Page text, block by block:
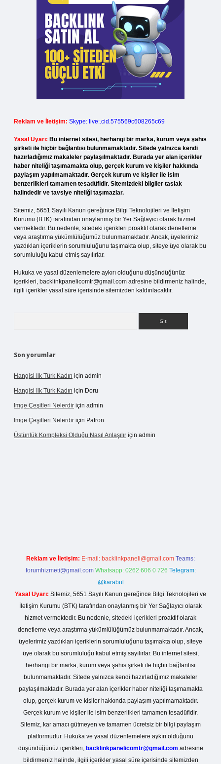
Reklam ve İletişim: Skype: live:.cid.575569c608265c69
Yasal Uyarı: Bu internet sitesi, herhangi bir marka, kurum veya şahıs
şirketi ile hiçbir bağlantısı bulunmamaktadır. Sitede yalnızca kendi
hazırladığımız makaleler paylaşılmaktadır. Burada yer alan içerikler
haber niteliği taşımamakta olup, gerçek kurum ve kişiler hakkında
paylaşım yapılmamaktadır. Gerçek kurum ve kişiler ile isim
benzerlikleri tamamen tesadüfidir. Sitemizdeki bilgiler taslak
halindedir ve tavsiye niteliği taşımazlar.
Sitemiz, 5651 Sayılı Kanun gereğince Bilgi Teknolojileri ve İletişim
Kurumu (BTK) tarafından onaylanmış bir Yer Sağlayıcı olarak hizmet
vermektedir. Bu nedenle, sitedeki içerikleri proaktif olarak denetleme
veya araştırma yükümlülüğümüz bulunmamaktadır. Ancak, üyelerimiz
yazdıkları içeriklerin sorumluluğunu taşımakta olup, siteye üye olarak bu
sorumluluğu kabul etmiş sayılırlar.
Hukuka ve yasal düzenlemelere aykırı olduğunu düşündüğünüz
içerikleri, backlinkpanelicomtr@gmail.com adresine bildirmeniz halinde,
ilgili içerikler yasal süre içerisinde sitemizden kaldırılacaktır.
Son yorumlar
Hangisi Ilk Türk Kadın için admin
Hangisi Ilk Türk Kadın için Doru
Imge Çeşitleri Nelerdir için admin
Imge Çeşitleri Nelerdir için Patron
Üstünlük Kompleksi Olduğu Nasıl Anlaşılır için admin
Reklam ve İletişim: E-mail: backlinkpaneli@gmail.com Teams:
forumhizmeti@gmail.com Whatsapp: 0262 606 0 726 Telegram:
@karabul
Yasal Uyarı: Sitemiz, 5651 Sayılı Kanun gereğince Bilgi Teknolojileri ve
İletişim Kurumu (BTK) tarafından onaylanmış bir Yer Sağlayıcı olarak
hizmet vermektedir. Bu nedenle, sitedeki içerikleri proaktif olarak
denetleme veya araştırma yükümlülüğümüz bulunmamaktadır. Ancak,
üyelerimiz yazdıkları içeriklerin sorumluluğunu taşımakta olup, siteye
üye olarak bu sorumluluğu kabul etmiş sayılırlar. Bu internet sitesi,
herhangi bir marka, kurum veya şahıs şirketi ile hiçbir bağlantısı
bulunmamaktadır. Sitede yalnızca kendi hazırladığımız makaleler
paylaşılmaktadır. Burada yer alan içerikler haber niteliği taşımamakta
olup, gerçek kurum ve kişiler hakkında paylaşım yapılmamaktadır.
Gerçek kurum ve kişiler ile isim benzerlikleri tamamen tesadüfidir.
Sitemiz, kar amacı gütmeyen ve tamamen ücretsiz bir bilgi paylaşım
platformudur. Hukuka ve yasal düzenlemelere aykırı olduğunu
düşündüğünüz içerikleri, backlinkpanelicomtr@gmail.com adresine
bildirmeniz halinde, ilgili içerikler yasal süre içerisinde sitemizden